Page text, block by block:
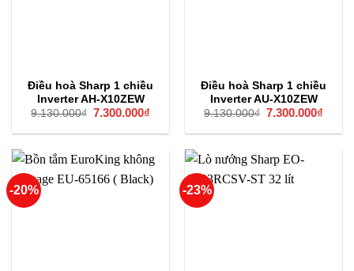
Điều hoà Sharp 1 chiều
Inverter AH-X10ZEW
9.130.000₫ Giá
là:
7.300.000₫
tại
7.300.000₫.
Điều hoà Sharp 1 chiều
Inverter AU-X10ZEW
9.130.000₫ Giá
là:
7.300.000₫
tại
-20% -23%